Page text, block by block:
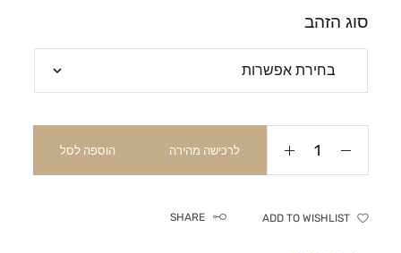
סוג הזהב
לרכישה מהירה הוספה לסל
ADD TO WISHLIST
SHARE